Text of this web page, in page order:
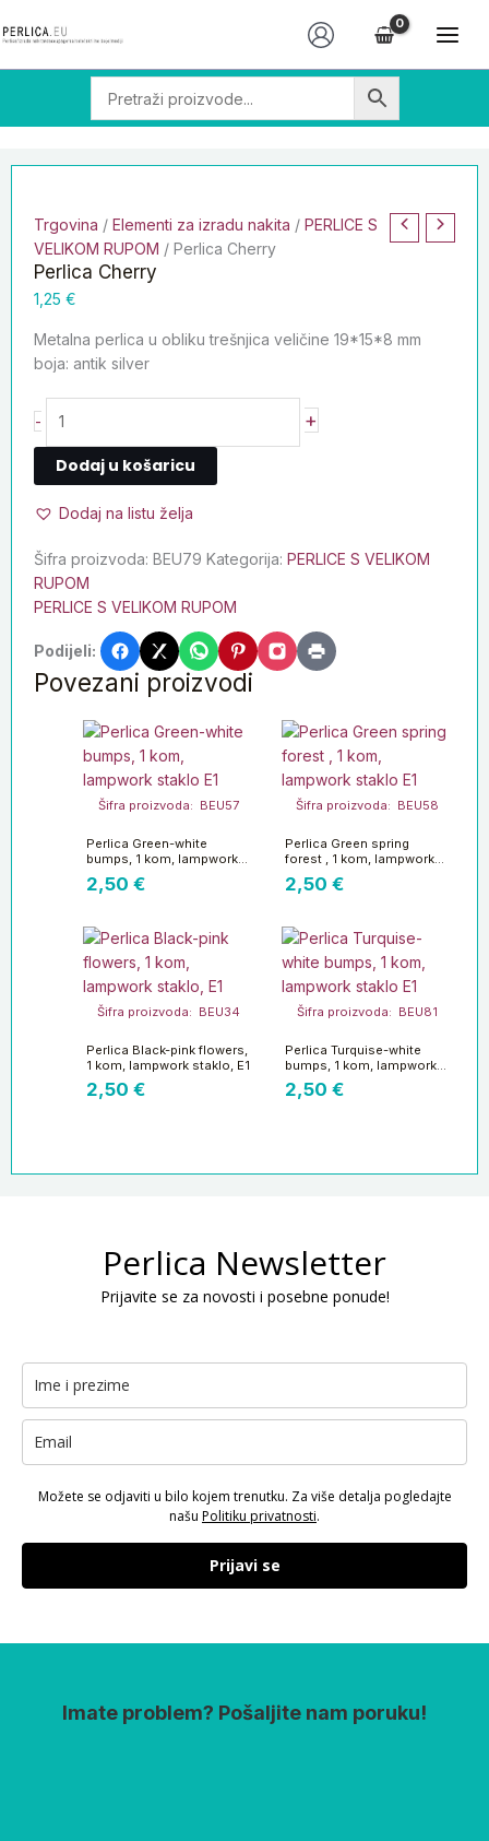
to
Trgovina / Elementi za izradu nakita / PERLICE S
VELIKOM RUPOM / Perlica Cherry
Perlica Cherry
1,25 €
Metalna perlica u obliku trešnjica veličine 19*15*8 mm
boja: antik silver
-
Cherry
+
Dodaj u košaricu
Dodaj na listu želja
Šifra proizvoda: BEU79 Kategorija: PERLICE S VELIKOM
RUPOM
PERLICE S VELIKOM RUPOM
Podijeli:
Povezani proizvodi
Šifra proizvoda: BEU57
Perlica Green-white
bumps, 1 kom, lampwork
staklo E1
2,50 €
Šifra proizvoda: BEU58
Perlica Green spring
forest , 1 kom, lampwork
staklo E1
2,50 €
Šifra proizvoda: BEU34
Perlica Black-pink flowers,
1 kom, lampwork staklo, E1
2,50 €
Šifra proizvoda: BEU81
Perlica Turquise-white
bumps, 1 kom, lampwork
staklo E1
2,50 €
Perlica Newsletter
Prijavite se za novosti i posebne ponude!
Možete se odjaviti u bilo kojem trenutku. Za više detalja pogledajte
našu Politiku privatnosti.
Prijavi se
Imate problem? Pošaljite nam poruku!